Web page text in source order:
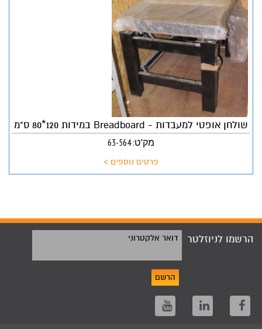
שולחן אופטי למעבדות - Breadboard במידות 120*80 ס"מ
מק"ט: 63-564
פרטים נוספים >
הרשמו לניוזלטר דואר אלקטרוני
הרשם